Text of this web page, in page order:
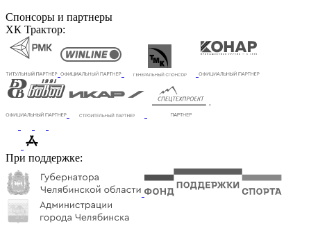
Спонсоры и партнеры
ХК Трактор:
При поддержке: